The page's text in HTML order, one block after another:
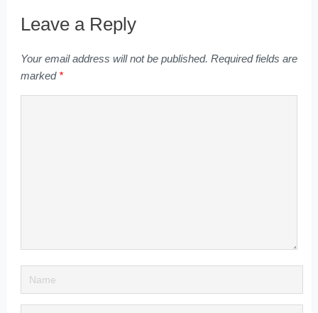
Leave a Reply
Your email address will not be published. Required fields are
marked *